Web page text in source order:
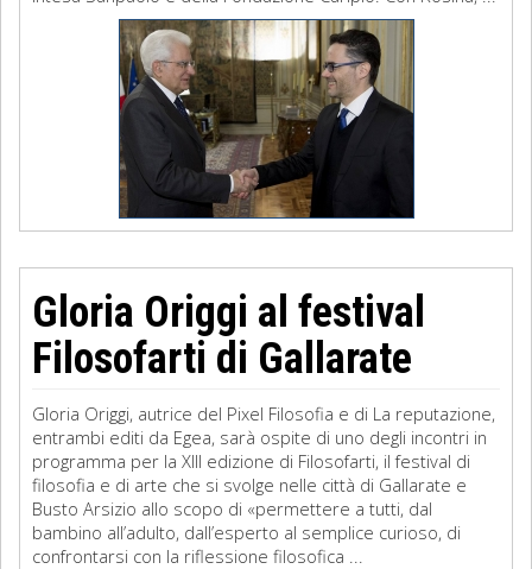
Gloria Origgi al festival
Filosofarti di Gallarate
Gloria Origgi, autrice del Pixel Filosofia e di La reputazione,
entrambi editi da Egea, sarà ospite di uno degli incontri in
programma per la XIII edizione di Filosofarti, il festival di
filosofia e di arte che si svolge nelle città di Gallarate e
Busto Arsizio allo scopo di «permettere a tutti, dal
bambino all’adulto, dall’esperto al semplice curioso, di
confrontarsi con la riflessione filosofica ...